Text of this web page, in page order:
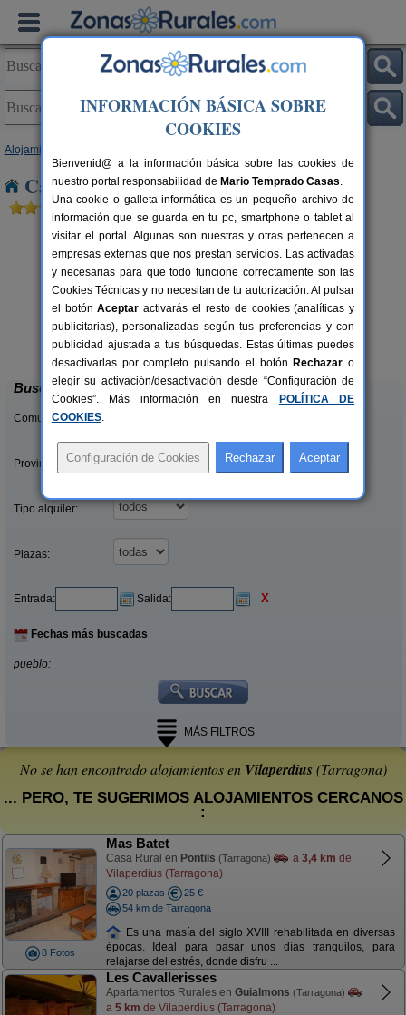
Alojamientos
Casas Rurales cerca de Vilaperdius
2-7+2 pers.
desde69 €
Ca Calbet
Margalef (Tarragona)
Buscar
Comunidades:
Provincias/Islas:
Tipo alquiler:
Plazas:
Entrada: Salida: X
Fechas más buscadas
pueblo:
MÁS FILTROS
No se han encontrado alojamientos en Vilaperdius(Tarragona)
... PERO, TE SUGERIMOS ALOJAMIENTOS CERCANOS
:
8 Fotos
Mas Batet
Casa Rural en Pontils (Tarragona) a 3,4 km de
Vilaperdius (Tarragona)
20 plazas
25 €
54 km de Tarragona
Es una masía del siglo XVIII rehabilitada en diversas
épocas. Ideal para pasar unos días tranquilos, para
relajarse del estrés, donde disfru ...
Les Cavallerisses
Apartamentos Rurales en Guialmons (Tarragona)
a 5 km de Vilaperdius (Tarragona)
INFORMACIÓN BÁSICA SOBRE
COOKIES
Bienvenid@ a la información básica sobre las cookies de
nuestro portal responsabilidad de Mario Temprado Casas.
Una cookie o galleta informática es un pequeño archivo de
información que se guarda en tu pc, smartphone o tablet al
visitar el portal. Algunas son nuestras y otras pertenecen a
empresas externas que nos prestan servicios. Las activadas
y necesarias para que todo funcione correctamente son las
Cookies Técnicas y no necesitan de tu autorización. Al pulsar
el botónAceptar activarás el resto de cookies (analíticas y
publicitarias), personalizadas según tus preferencias y con
publicidad ajustada a tus búsquedas. Estas últimas puedes
desactivarlas por completo pulsando el botón Rechazar o
elegir su activación/desactivación desde “Configuración de
Cookies”. Más información en nuestra
POLÍTICA DE
COOKIES.